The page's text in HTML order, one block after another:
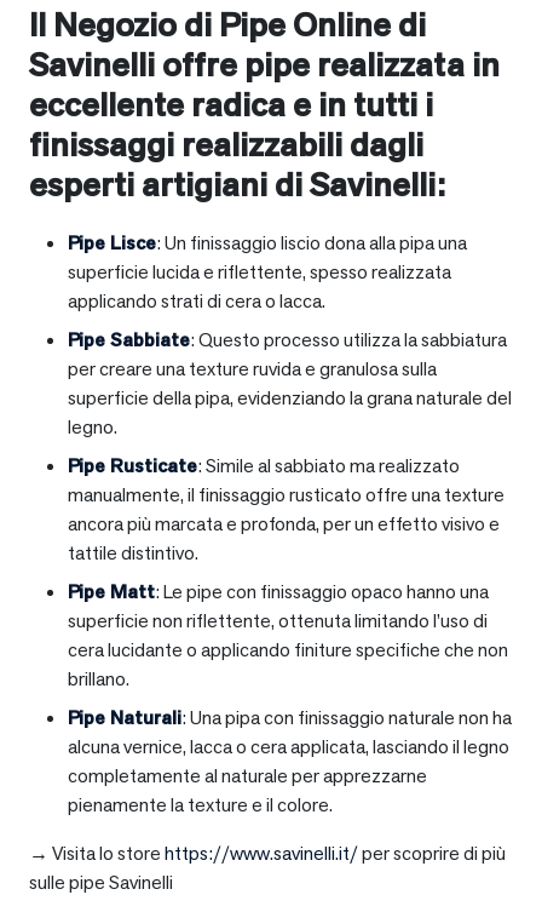
Il Negozio di Pipe Online di
Savinelli offre pipe realizzata in
eccellente radica e in tutti i
finissaggi realizzabili dagli
esperti artigiani di Savinelli:
Pipe Lisce: Un finissaggio liscio dona alla pipa una
superficie lucida e riflettente, spesso realizzata
applicando strati di cera o lacca.
Pipe Sabbiate: Questo processo utilizza la sabbiatura
per creare una texture ruvida e granulosa sulla
superficie della pipa, evidenziando la grana naturale del
legno.
Pipe Rusticate: Simile al sabbiato ma realizzato
manualmente, il finissaggio rusticato offre una texture
ancora più marcata e profonda, per un effetto visivo e
tattile distintivo.
Pipe Matt: Le pipe con finissaggio opaco hanno una
superficie non riflettente, ottenuta limitando l’uso di
cera lucidante o applicando finiture specifiche che non
brillano.
Pipe Naturali: Una pipa con finissaggio naturale non ha
alcuna vernice, lacca o cera applicata, lasciando il legno
completamente al naturale per apprezzarne
pienamente la texture e il colore.
→ Visita lo storehttps://www.savinelli.it/per scoprire di più
sulle pipe Savinelli